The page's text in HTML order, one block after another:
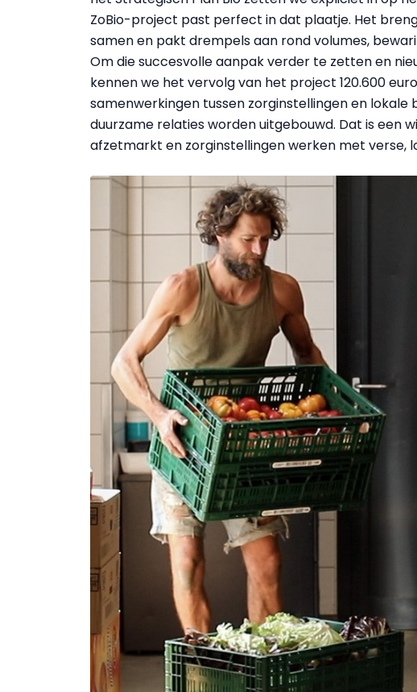
ZoBio-project past perfect in dat plaatje. Het
samen en pakt drempels aan rond volumes,
Om die succesvolle aanpak verder te zetten en
kennen we het vervolg van het project 120.600
samenwerkingen tussen zorginstellingen en
duurzame relaties worden uitgebouwd. Dat is een
afzetmarkt en zorginstellingen werken met verse,